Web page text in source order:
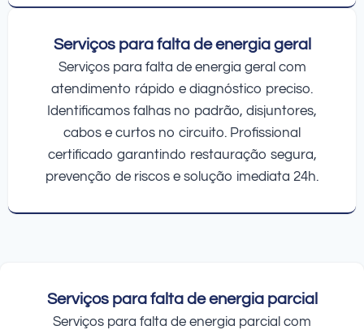
Serviços para falta de energia geral
Serviços para falta de energia geral com
atendimento rápido e diagnóstico preciso.
Identificamos falhas no padrão, disjuntores,
cabos e curtos no circuito. Profissional
certificado garantindo restauração segura,
prevenção de riscos e solução imediata 24h.
Serviços para falta de energia parcial
Serviços para falta de energia parcial com